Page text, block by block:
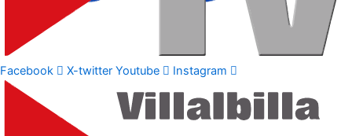
Facebook X-twitter Youtube Instagram